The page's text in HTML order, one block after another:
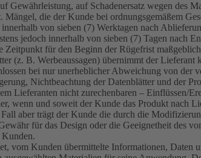
Gewährleistung, auf Schadenersatz wegen des
die der Kunde bei ordnungsgemäßem
innerhalb von sieben (7) Werktagen nach
jedoch innerhalb von sieben (7) Tagen
Zeitpunkt für den Beginn der Rügefrist
(z. B. Werbeaussagen) übernimmt der Lieferant
bei nur unerheblicher Abweichung von
Nichtbeachtung der Datenblätter und der
Lieferanten nicht zurechenbaren – Einflüssen/
wenn und soweit der Kunde das Produkt nach
aber trägt der Kunde die durch die
für das Design oder die Geeignetheit des
vom Kunden übermittelte Informationen,